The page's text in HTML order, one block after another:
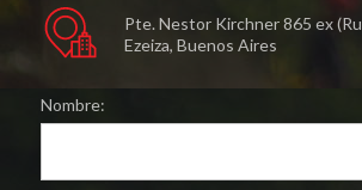
Pte. Nestor Kirchner 865 ex
Ezeiza, Buenos Aires
Nombre: